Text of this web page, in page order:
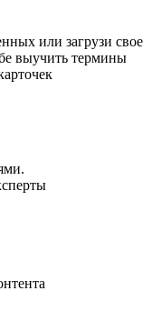
или загрузи свое
выучить термины